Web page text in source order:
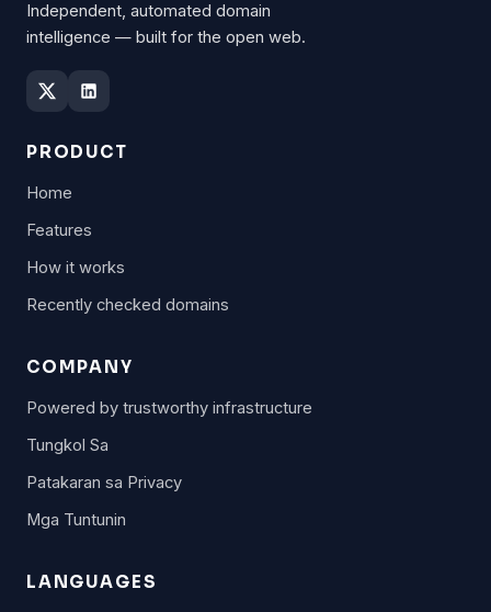
Independent, automated domain
intelligence — built for the open web.
PRODUCT
Home
Features
How it works
Recently checked domains
COMPANY
Powered by trustworthy infrastructure
Tungkol Sa
Patakaran sa Privacy
Mga Tuntunin
LANGUAGES